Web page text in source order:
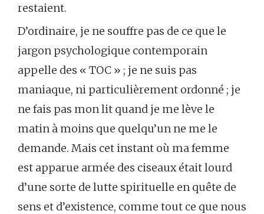
restaient.
D’ordinaire, je ne souffre pas de ce que le
jargon psychologique contemporain
appelle des « TOC » ; je ne suis pas
maniaque, ni particulièrement ordonné ; je
ne fais pas mon lit quand je me lève le
matin à moins que quelqu’un ne me le
demande. Mais cet instant où ma femme
est apparue armée des ciseaux était lourd
d’une sorte de lutte spirituelle en quête de
sens et d’existence, comme tout ce que nous